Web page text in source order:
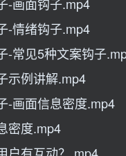
-情绪钩子.mp4
-常见5种文案钩子
示例讲解.mp4
-画面信息密度.mp4
密度.mp4